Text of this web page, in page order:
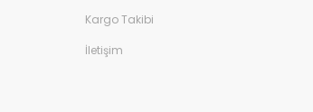
Kargo Takibi
İletişim